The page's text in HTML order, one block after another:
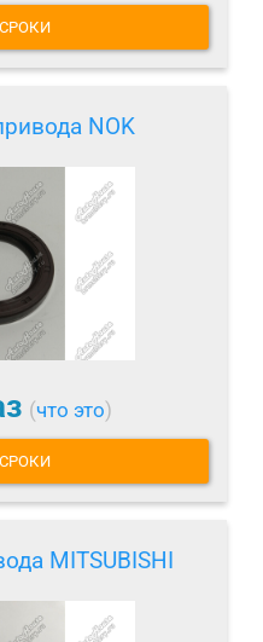
NOK
(что это)
MITSUBISHI